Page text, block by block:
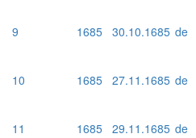
9 1685 30.10.1685 de
10 1685 27.11.1685 de
11 1685 29.11.1685 de